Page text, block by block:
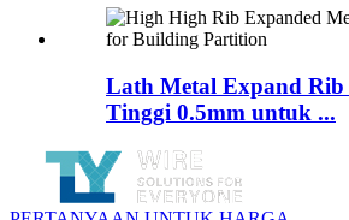
Lath Metal Expand
Tinggi 0.5mm untuk ...